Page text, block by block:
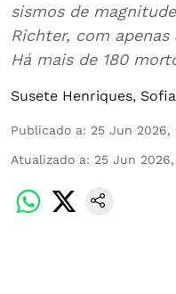
sismos de
Richter, com
Há mais de 180
Susete Henriques,
Publicado a: 25 Jun 2026,
Atualizado a: 25 Jun 2026,